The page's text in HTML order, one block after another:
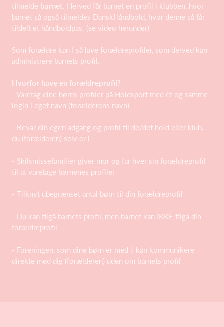
tilmelde barnet. Herved får barnet en profil i klubben, hvor
barnet så også tilmeldes DanskHåndbold, hvor denne så får
tildelt et håndboldpas. (se video herunder)
Som forældre kan I så lave forældreprofiler, som derved kan
administrere barnets profil.
Hvorfor have en forældreprofil?
- Varetag dine børns profiler på Holdsport med ét og samme
login i eget navn (forælderens navn)
- Bevar din egen adgang og profil til de/det hold eller klub,
du (forælderen) selv er i
- Skilsmissefamilier giver mor og far hver sin forældreprofil
til at varetage børnenes profiler
- Tilknyt ubegrænset antal børn til din forældreprofil
- Du kan tilgå barnets profil, men barnet kan IKKE tilgå din
forældreprofil
- Foreningen, som dine børn er med i, kan kommunikere
direkte med dig (forælderen) uden om barnets profil